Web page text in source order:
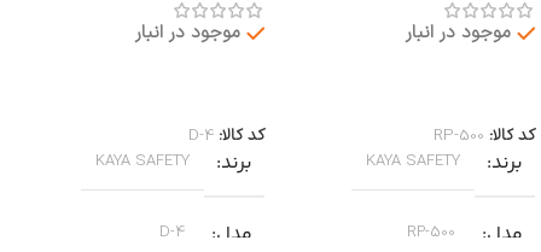
موجود در انبار
کد کالا: RP-500
برند KAYA SAFETY
مدل RP-500
موجود در انبار
کد کالا: D-4
برند KAYA SAFETY
مدل D-4